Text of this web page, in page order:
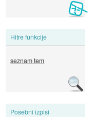
Hitre funkcije
seznam tem
Posebni izpisi